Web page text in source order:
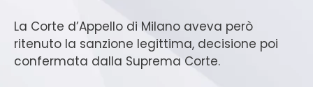
La Corte d’Appello di Milano aveva però
ritenuto la sanzione legittima, decisione poi
confermata dalla Suprema Corte.